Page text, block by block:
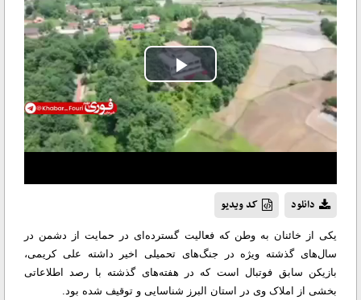
Play
Video
کد ویدیو دانلود
یکی از خائنان به وطن که فعالیت گسترده‌ای در حمایت از دشمن در
سال‌های گذشته ویژه در جنگ‌های تحمیلی اخیر داشته علی کریمی،
بازیکن سابق فوتبال است که در هفته‌های گذشته با رصد اطلاعاتی
بخشی از املاک وی در استان البرز شناسایی و توقیف شده بود.